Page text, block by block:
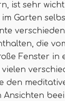
ist sehr
im Garten
die
Fenster in
den